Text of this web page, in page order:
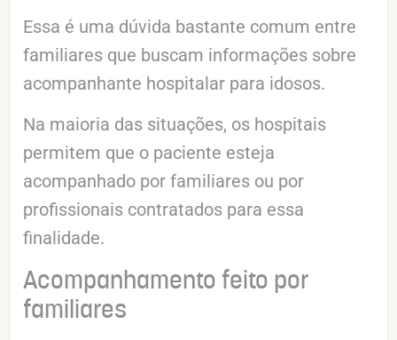
Essa é uma dúvida bastante comum entre
familiares que buscam informações sobre
acompanhante hospitalar para idosos.
Na maioria das situações, os hospitais
permitem que o paciente esteja
acompanhado por familiares ou por
profissionais contratados para essa
finalidade.
Acompanhamento feito por
familiares